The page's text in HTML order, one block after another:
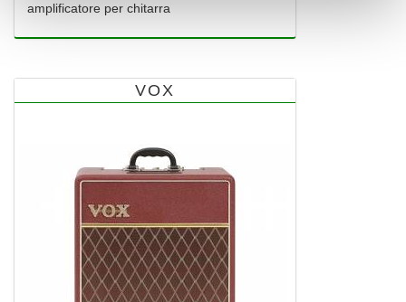
amplificatore per chitarra
VOX